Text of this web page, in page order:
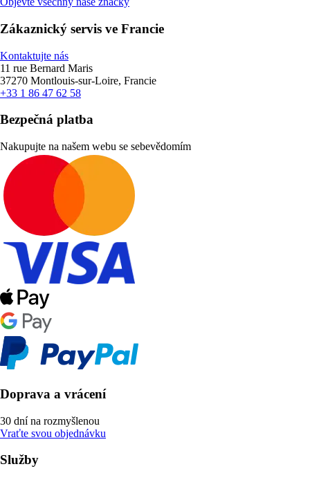
Zákaznický servis ve Francie
Kontaktujte nás
11 rue Bernard Maris
37270 Montlouis-sur-Loire, Francie
+33 1 86 47 62 58
Bezpečná platba
Nakupujte na našem webu se sebevědomím
Doprava a vrácení
30 dní na rozmyšlenou
Vraťte svou objednávku
Služby